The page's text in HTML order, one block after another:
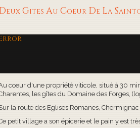
Gites Au Coeur De La
coeur d'une propriété viticole, situé à 30
les gîtes du Domaine des Forges,
la route des Eglises Romanes,
petit village a son épicerie et le pain y est